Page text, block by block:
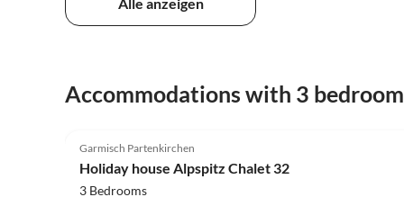
Accommodations with 3
Garmisch Partenkirchen
Holiday house Alpspitz Chalet 32
3 Bedrooms